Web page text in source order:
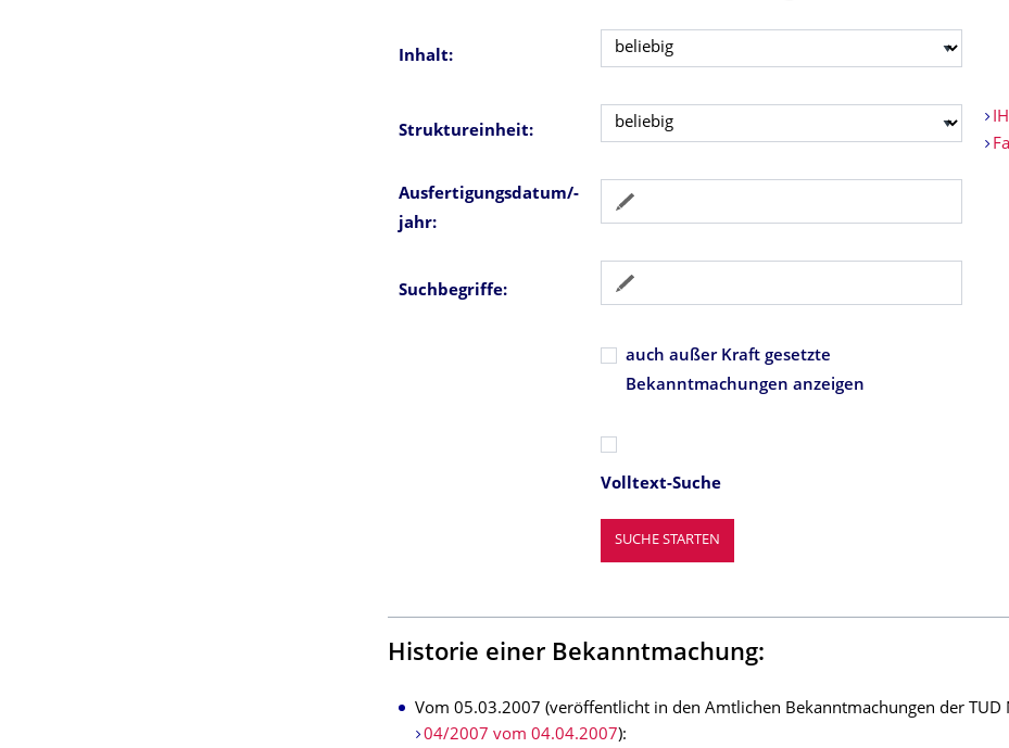
Inhalt:
Struktureinheit:
Ausfertigungsdatum/-
jahr:
Suchbegriffe:
auch außer Kraft gesetzte
Bekanntmachungen anzeigen
Volltext-Suche
Historie einer Bekanntmachung:
Vom 05.03.2007 (veröffentlicht in den Amtlichen Bekanntmachungen der TUD
04/2007 vom 04.04.2007):